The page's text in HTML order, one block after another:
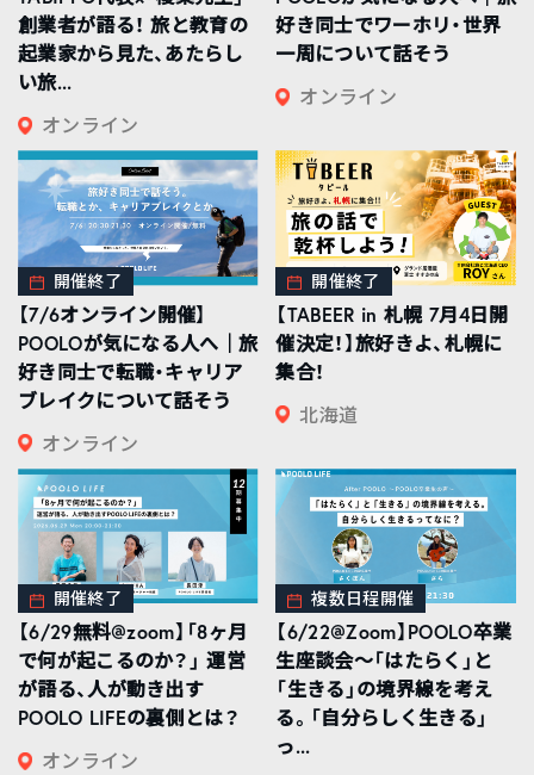
創業者が語る！ 旅と教育の
起業家から見た、あたらし
い旅...
オンライン
好き同士でワーホリ・世界
一周について話そう
オンライン
開催終了
【7/6オンライン開催】
POOLOが気になる人へ｜旅
好き同士で転職・キャリア
ブレイクについて話そう
オンライン
開催終了
【TABEER in 札幌 7月4日開
催決定！】旅好きよ、札幌に
集合！
北海道
開催終了
【6/29無料@zoom】「8ヶ月
で何が起こるのか？」 運営
が語る、人が動き出す
POOLO LIFEの裏側とは？
オンライン
複数日程開催
【6/22@Zoom】POOLO卒業
生座談会〜「はたらく」と
「生きる」の境界線を考え
る。「自分らしく生きる」
っ...